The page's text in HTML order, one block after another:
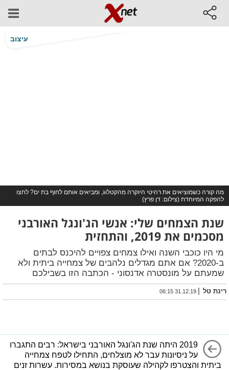
עיצוב
מה קורה כשמוציאים את רהיטי היוקרה מהקטלוג, ומביאים אותם לחוף בת ים? לחצו
להפקה המיוחדת (צילום: דן פרץ)
שנת הצמחים שלי: אנשי הג'ונגל האורבני
מסכמים את 2019, והתחזית
מי היו כוכבי השנה ואילו צמחים צפויים להיכנס לבתים
ב-2020? אם אתם מגדלים נלהבים של צמחייה ביתית ולא
שמעתם על מונסטרה אדנסוני - הכתבה הזו בשבילכם
רינת טל |
31.12.19 06:15
2019 היתה שנת הג'ונגל האורבני בישראל: רבים התגברו
על ניסיונות עבר לא מוצלחים, התחילו לטפח צמחייה
ביתית והצטרפו לקהילה שעוסקת בנושא במסירות. עשרות זנים